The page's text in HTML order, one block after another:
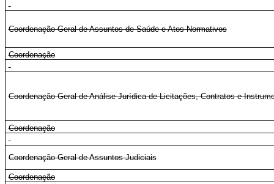
Coordenação-Geral de Assuntos de Saúde e Atos Normativos
Coordenação
Coordenação-Geral de Análise Jurídica de Licitações, Contratos e
Coordenação
Coordenação-Geral de Assuntos Judiciais
Coordenação